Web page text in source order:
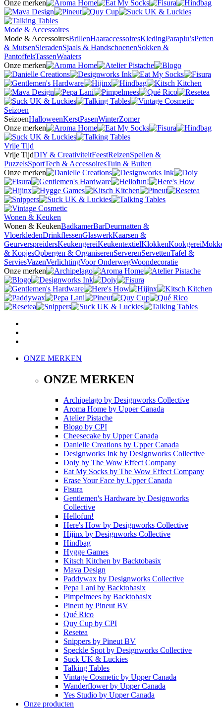
Onze merken
Mode & Accessoires
Mode & AccessoiresBrillenHaaraccessoiresKledingParaplu’sPetten
& MutsenSieradenSjaals & HandschoenenSokken &
PantoffelsTassenWaaiers
Onze merken
Seizoen
SeizoenHalloweenKerstPasenWinterZomer
Onze merken
Vrije Tijd
Vrije TijdDIY & CreativiteitFeestReizenSpellen &
PuzzelsSportTech & AccessoiresTuin & Buiten
Onze merken
Wonen & Keuken
Wonen & KeukenBadkamerBarDeurmatten &
VloerkledenDrinkflessenGlaswerkKaarsen &
GeurverspreidersKeukengereiKeukentextielKlokkenKookgerei
& KopjesOpbergen & OrganiserenServerenServettenTafel &
ServiesVazenVerlichtingVoor OnderwegWoondecoratie
Onze merken
ONZE MERKEN
ONZE MERKEN
Archipelago by Designworks Collective
Aroma Home by Upper Canada
Atelier Pistache
Blogo by CPI
Cheesecake by Upper Canada
Danielle Creations by Upper Canada
Designworks Ink by Designworks Collective
Doiy by The Wow Effect Company
Eat My Socks by The Wow Effect Company
Erase Your Face by Upper Canada
Fisura
Gentlemen's Hardware by Designworks
Collective
Hellofun!
Here's How by Designworks Collective
Hijinx by Designworks Collective
Hindbag
Hygge Games
Kitsch Kitchen by Backtobasix
Mava Design
Paddywax by Designworks Collective
Pepa Lani by Backtobasix
Pimpelmees by Backtobasix
Pineutby Pineut BV
Qué Rico
Quy Cup by CPI
Resetea
Snippers by Pineut BV
Speckle Spotby Designworks Collective
Suck UK & Luckies
Talking Tables
Vintage Cosmetic by Upper Canada
Wanderflowerby Upper Canada
Yes Studio by Upper Canada
Onze producten